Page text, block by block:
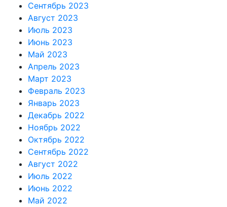
Сентябрь 2023
Август 2023
Июль 2023
Июнь 2023
Май 2023
Апрель 2023
Март 2023
Февраль 2023
Январь 2023
Декабрь 2022
Ноябрь 2022
Октябрь 2022
Сентябрь 2022
Август 2022
Июль 2022
Июнь 2022
Май 2022